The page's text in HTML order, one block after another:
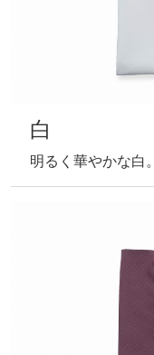
白
明るく華やかな白。